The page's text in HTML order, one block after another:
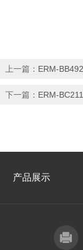
上一篇： ERM-
下一篇： ERM-
产品展示